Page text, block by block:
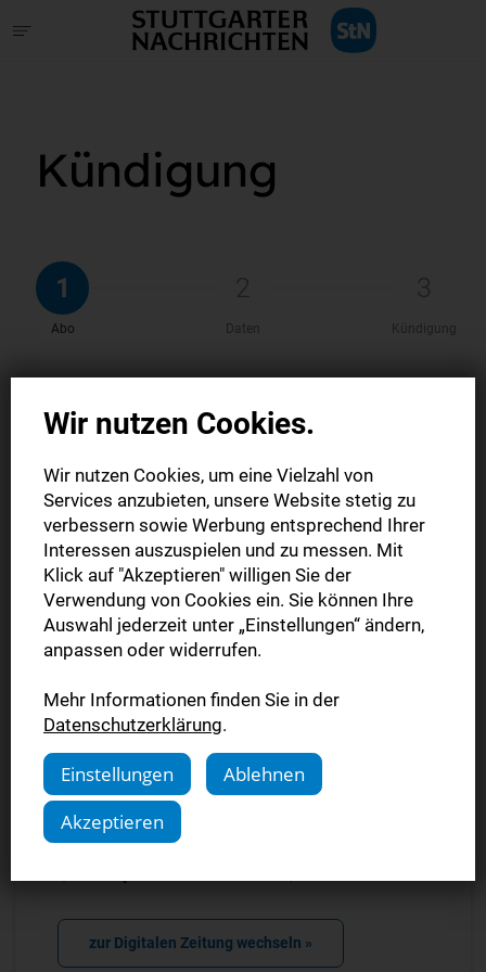
Kündigung
1
Abo
2
Daten
3
Kündigung
Welches Abonnement möchten
Sie kündigen?
StN Plus »
Alle Plus-Artikel
Digitale Zeitung »
Komplettpaket »
Gedruckte Ausgabe inkl. E-Paper und Plus
Jetzt umsteigen & nur digital
zur Digitalen Zeitung wechseln »
Wir nutzen Cookies.
Wir nutzen Cookies, um eine Vielzahl von
Services anzubieten, unsere Website stetig zu
verbessern sowie Werbung entsprechend Ihrer
Interessen auszuspielen und zu messen. Mit
Klick auf "Akzeptieren" willigen Sie der
Verwendung von Cookies ein. Sie können Ihre
Auswahl jederzeit unter „Einstellungen“ ändern,
anpassen oder widerrufen.
Mehr Informationen finden Sie in der
Datenschutzerklärung.
Einstellungen
Ablehnen
Akzeptieren